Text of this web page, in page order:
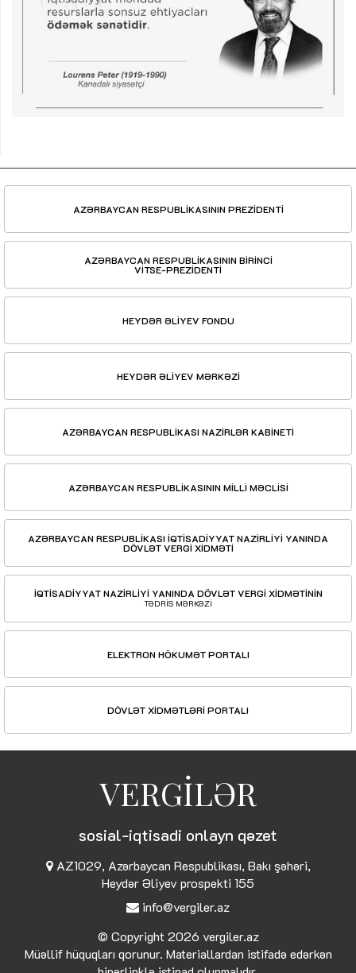
AZƏRBAYCAN RESPUBLİKASININ PREZİDENTİ
AZƏRBAYCAN RESPUBLİKASININ BİRİNCİ
VİTSE-PREZİDENTİ
HEYDƏR ƏLİYEV FONDU
HEYDƏR ƏLİYEV MƏRKƏZİ
AZƏRBAYCAN RESPUBLİKASI NAZİRLƏR KABİNETİ
AZƏRBAYCAN RESPUBLİKASININ MİLLİ MƏCLİSİ
AZƏRBAYCAN RESPUBLİKASI İQTİSADİYYAT NAZİRLİYİ YANINDA
DÖVLƏT VERGİ XİDMƏTİ
İQTİSADİYYAT NAZİRLİYİ YANINDA DÖVLƏT VERGİ XİDMƏTİNİN
TƏDRİS MƏRKƏZİ
ELEKTRON HÖKUMƏT PORTALI
DÖVLƏT XİDMƏTLƏRİ PORTALI
VERGİLƏR
sosial-iqtisadi onlayn qəzet
AZ1029, Azərbaycan Respublikası, Bakı şəhəri,
Heydər Əliyev prospekti 155
info@vergiler.az
© Copyright 2026 vergiler.az
Müəllif hüquqları qorunur. Materiallardan istifadə edərkən